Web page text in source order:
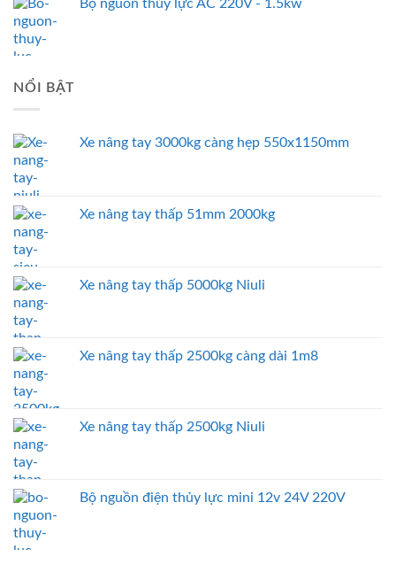
Bộ nguồn thủy lực AC 220V - 1.5kw
NỔI BẬT
Xe nâng tay 3000kg càng hẹp 550x1150mm
Xe nâng tay thấp 51mm 2000kg
Xe nâng tay thấp 5000kg Niuli
Xe nâng tay thấp 2500kg càng dài 1m8
Xe nâng tay thấp 2500kg Niuli
Bộ nguồn điện thủy lực mini 12v 24V 220V